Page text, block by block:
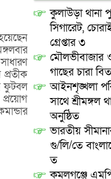
ফুটবল
কুলাউড়া থানা
সিগারেট,
গ্রেপ্তার ৩
মৌলভীবাজার
গাছের চারা
আইনশৃঙ্খলা
সাথে শ্রীমঙ্গল
অনুষ্ঠিত
ভারতীয়
গু/লি/তে
ত
কমলগঞ্জে